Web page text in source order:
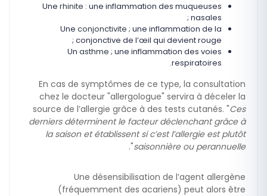
Une rhinite : une inflammation des muqueuses
nasales ;
Une conjonctivite ; une inflammation de la
conjonctive de l’œil qui devient rouge ;
Un asthme ; une inflammation des voies
respiratoires.
En cas de symptômes de ce type, la consultation
chez le docteur "allergologue" servira à déceler la
source de l’allergie grâce à des tests cutanés. "Ces
derniers déterminent le facteur déclenchant grâce à
la saison et établissent si c’est l’allergie est plutôt
saisonnière ou perannuelle
".
Une désensibilisation de l’agent allergène
(fréquemment des acariens) peut alors être